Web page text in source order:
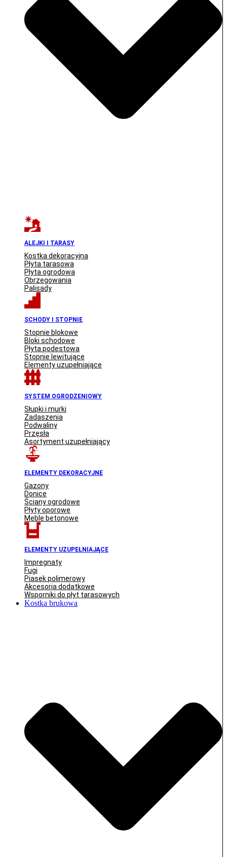
ALEJKI I TARASY
Kostka dekoracyjna
Płyta tarasowa
Płyta ogrodowa
Obrzegowania
Palisady
SCHODY I STOPNIE
Stopnie blokowe
Bloki schodowe
Płyta podestowa
Stopnie lewitujące
Elementy uzupełniające
SYSTEM OGRODZENIOWY
Słupki i murki
Zadaszenia
Podwaliny
Przęsła
Asortyment uzupełniający
ELEMENTY DEKORACYJNE
Gazony
Donice
Ściany ogrodowe
Płyty oporowe
Meble betonowe
ELEMENTY UZUPEŁNIAJĄCE
Impregnaty
Fugi
Piasek polimerowy
Akcesoria dodatkowe
Wsporniki do płyt tarasowych
Kostka brukowa